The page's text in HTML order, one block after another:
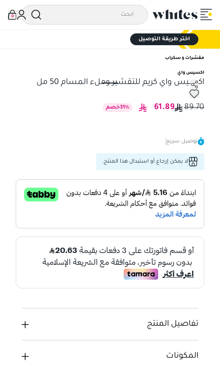
0
اختر طريقة التوصيل
مقشرات و سكراب
اكسيس واي
اكسيس واي كريم للتقشير وملء المسام 50 مل
اكسيس واي كريم للتقشير وملء المسام 50 مل
89.70
61.89
31% خصم
توصيل سريع
لا يمكن إرجاع أو استبدال هذا المنتج.
تفاصيل المنتج
المكونات